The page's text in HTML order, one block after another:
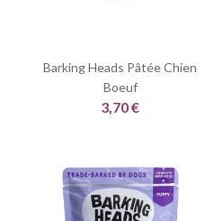
Barking Heads Pâtée Chien
Boeuf
3,70 €